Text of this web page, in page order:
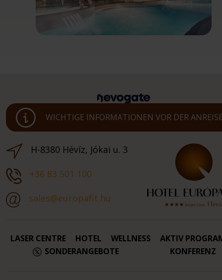
WICHTIGE INFORMATIONEN VOR DER
H-8380 Hévíz, Jókai u. 3
+36 83 501 100
sales@europafit.hu
LASER CENTRE HOTEL WELLNESS
AKTIV
SONDERANGEBOTE
KONFERENZ